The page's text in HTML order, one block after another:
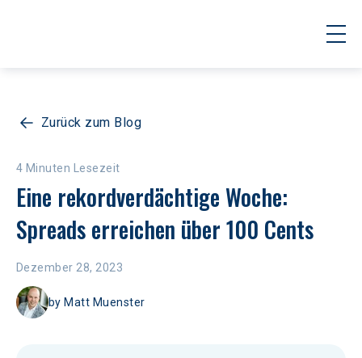
Zurück zum Blog
4 Minuten Lesezeit
Eine rekordverdächtige Woche:
Spreads erreichen über 100 Cents
Dezember 28, 2023
by Matt Muenster